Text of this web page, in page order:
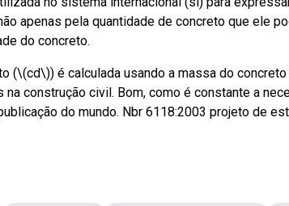
apenas pela quantidade de concreto que ele
do concreto.
(\(cd\)) é calculada usando a massa do
construção civil. Bom, como é constante a
do mundo. Nbr 6118:2003 projeto de